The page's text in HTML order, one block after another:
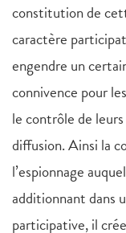
constitution de
caractère
engendre un
connivence pour
le contrôle de
diffusion. Ainsi la
l’espionnage
additionnant dans
participative, il